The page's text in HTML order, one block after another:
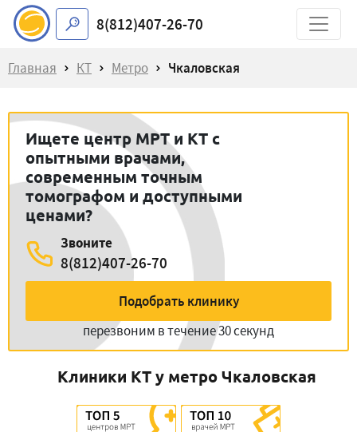
8(812)407-26-70
Главная КТ Метро Чкаловская
Ищете центр МРТ и КТ с
опытными врачами,
современным точным
томографом и доступными
ценами?
Звоните
8(812)407-26-70
Подобрать клинику
перезвоним в течение 30 секунд
Клиники КТ у метро Чкаловская